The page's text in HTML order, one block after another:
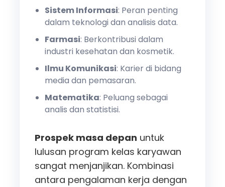
Sistem Informasi: Peran penting
dalam teknologi dan analisis data.
Farmasi: Berkontribusi dalam
industri kesehatan dan kosmetik.
Ilmu Komunikasi: Karier di bidang
media dan pemasaran.
Matematika: Peluang sebagai
analis dan statistisi.
Prospek masa depan untuk
lulusan program kelas karyawan
sangat menjanjikan. Kombinasi
antara pengalaman kerja dengan